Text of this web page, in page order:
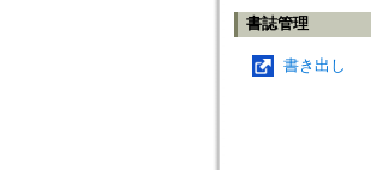
書誌管理
書き出し